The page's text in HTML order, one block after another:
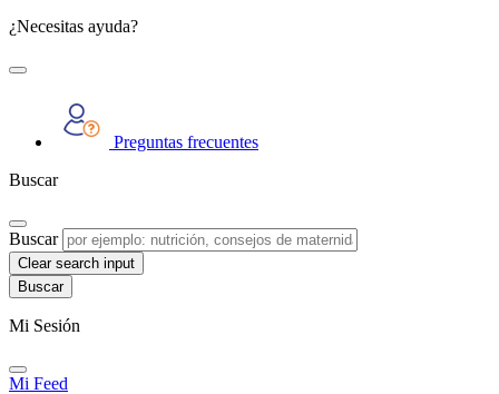
¿Necesitas ayuda?
Preguntas frecuentes
Buscar
Buscar
Clear search input
Mi Sesión
Mi Feed